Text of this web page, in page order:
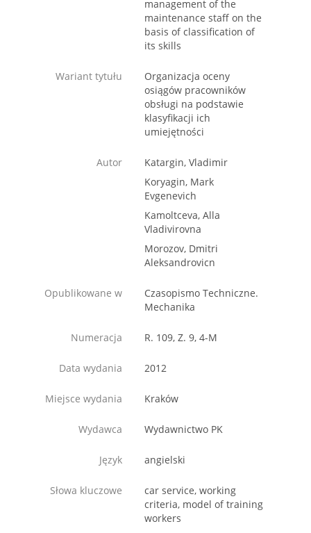
management of the
maintenance staff on the
basis of classification of
its skills
Wariant tytułu
Organizacja oceny
osiągów pracowników
obsługi na podstawie
klasyfikacji ich
umiejętności
Autor
Katargin, Vladimir
Koryagin, Mark
Evgenevich
Kamoltceva, Alla
Vladivirovna
Morozov, Dmitri
Aleksandrovicn
Opublikowane w
Czasopismo Techniczne.
Mechanika
Numeracja R. 109, Z. 9, 4-M
Data wydania 2012
Miejsce wydania Kraków
Wydawca Wydawnictwo PK
Język angielski
Słowa kluczowe
car service, working
criteria, model of training
workers